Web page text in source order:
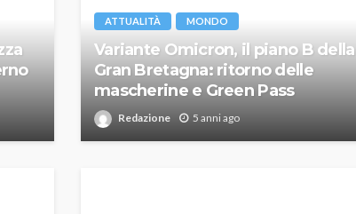
ATTUALITÀ MONDO
Variante Omicron, il piano B della
Gran Bretagna: ritorno delle
mascherine e Green Pass
Redazione 5 anni ago